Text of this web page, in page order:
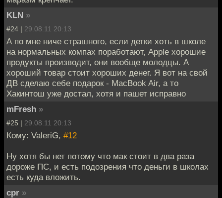
KLN »
#24 | 29.08.11 20:13
А по мне ниче страшного, если детки хоть в школе
на нормальных компах поработают, Apple хорошие
продукты производит, они вообще молодцы. А
хороший товар стоит хороших денег. Я вот на свой
ДВ сделаю себе подарок - MacBook Air, а то
Хакинтош уже достал, хотя и пашет исправно
mFresh »
#25 | 29.08.11 20:13
Кому: ValeriG, #12
Ну хотя бы нет потому что мак стоит в два раза
дороже ПС, и есть подозрения что деньги в школах
есть куда вложить.
cpr »